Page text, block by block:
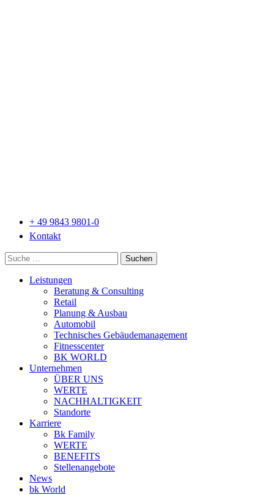
+ 49 9843 9801-0
Kontakt
Suche
nach:
Leistungen
Beratung & Consulting
Retail
Planung & Ausbau
Automobil
Technisches Gebäudemanagement
Fitnesscenter
BK WORLD
Unternehmen
ÜBER UNS
WERTE
NACHHALTIGKEIT
Standorte
Karriere
Bk Family
WERTE
BENEFITS
Stellenangebote
News
bk World